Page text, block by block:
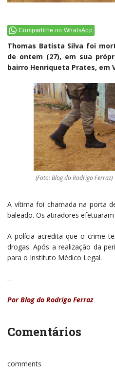
Compartilhe no WhatsApp
Thomas Batista Silva foi
de ontem (27), em sua
bairro Henriqueta Prates, em
(Foto: Blog do Rodrigo Ferraz)
A vítima foi chamada na porta
baleado. Os atiradores
A polícia acredita que o crime
drogas. Após a realização da
para o Instituto Médico Legal.
…
PorBlog do Rodrigo Ferraz
Comentários
comments